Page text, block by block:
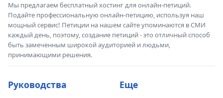
Мы предлагаем бесплатный хостинг для онлайн-петиций.
Подайте профессиональную онлайн-петицию, используя наш
мощный сервис! Петиции на нашем сайте упоминаются в СМИ
каждый день, поэтому, создание петиций - это отличный способ
быть замеченным широкой аудиторией и людьми,
принимающими решения.
Руководства Еще